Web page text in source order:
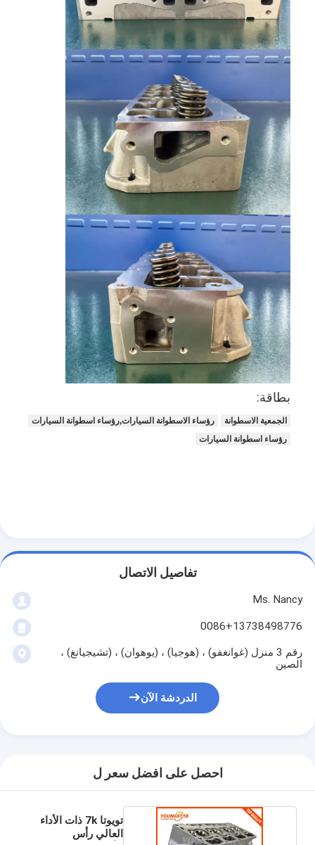
المنزل
المنتجات
فيديوهات
حولنا
جولة في المصنع
مراقبة الجودة
اتصل بنا
الدردشة الآن
كامل الاسطوانة
محرك الروك ذراع
سيارة صمامات المحرك
إصلاح رئيس اسطوانة
العمود المرفقي بكرة
سيارة محرك جزء
بطاقة:
الجمعية الاسطوانة
رؤساء الاسطوانة السيارات,رؤساء اسطوانة السيارات
رؤساء اسطوانة السيارات
تفاصيل الاتصال
Ms. Nancy
0086+13738498776
رقم 3 منزل (غوانغفو) ، (هوجيا) ، (يوهوان) ، (تشيجيانغ) ،
الصين
الدردشة الآن
احصل على افضل سعر ل
تويوتا 7k ذات الأداء
العالي رأس